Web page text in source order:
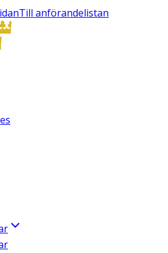
Till anförandelistan